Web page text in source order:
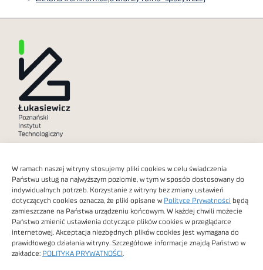
W ramach naszej witryny stosujemy pliki cookies w celu świadczenia
Państwu usług na najwyższym poziomie, w tym w sposób dostosowany do
indywidualnych potrzeb. Korzystanie z witryny bez zmiany ustawień
dotyczących cookies oznacza, że pliki opisane w Polityce Prywatności będą
zamieszczane na Państwa urządzeniu końcowym. W każdej chwili możecie
Państwo zmienić ustawienia dotyczące plików cookies w przeglądarce
internetowej. Akceptacja niezbędnych plików cookies jest wymagana do
prawidłowego działania witryny. Szczegółowe informacje znajdą Państwo w
zakładce: POLITYKA PRYWATNOŚCI
Dostępność cyfrowa
Obrazy stockowe
autorstwa